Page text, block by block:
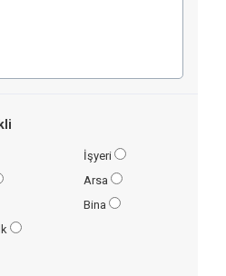
İşyeri
Arsa
Bina